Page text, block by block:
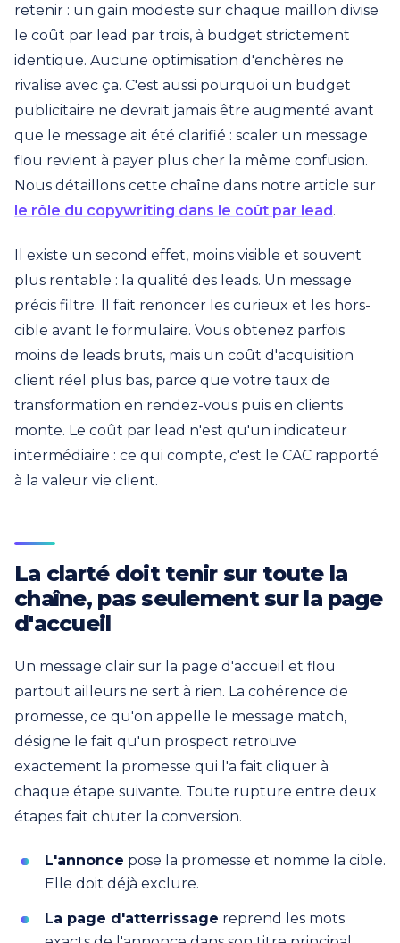
retenir : un gain modeste sur chaque maillon divise
le coût par lead par trois, à budget strictement
identique. Aucune optimisation d'enchères ne
rivalise avec ça. C'est aussi pourquoi un budget
publicitaire ne devrait jamais être augmenté avant
que le message ait été clarifié : scaler un message
flou revient à payer plus cher la même confusion.
Nous détaillons cette chaîne dans notre article sur
le rôle du copywriting dans le coût par lead.
Il existe un second effet, moins visible et souvent
plus rentable : la qualité des leads. Un message
précis filtre. Il fait renoncer les curieux et les hors-
cible avant le formulaire. Vous obtenez parfois
moins de leads bruts, mais un coût d'acquisition
client réel plus bas, parce que votre taux de
transformation en rendez-vous puis en clients
monte. Le coût par lead n'est qu'un indicateur
intermédiaire : ce qui compte, c'est le CAC rapporté
à la valeur vie client.
La clarté doit tenir sur toute la
chaîne, pas seulement sur la page
d'accueil
Un message clair sur la page d'accueil et flou
partout ailleurs ne sert à rien. La cohérence de
promesse, ce qu'on appelle le message match,
désigne le fait qu'un prospect retrouve
exactement la promesse qui l'a fait cliquer à
chaque étape suivante. Toute rupture entre deux
étapes fait chuter la conversion.
L'annonce pose la promesse et nomme la cible.
Elle doit déjà exclure.
La page d'atterrissage reprend les mots